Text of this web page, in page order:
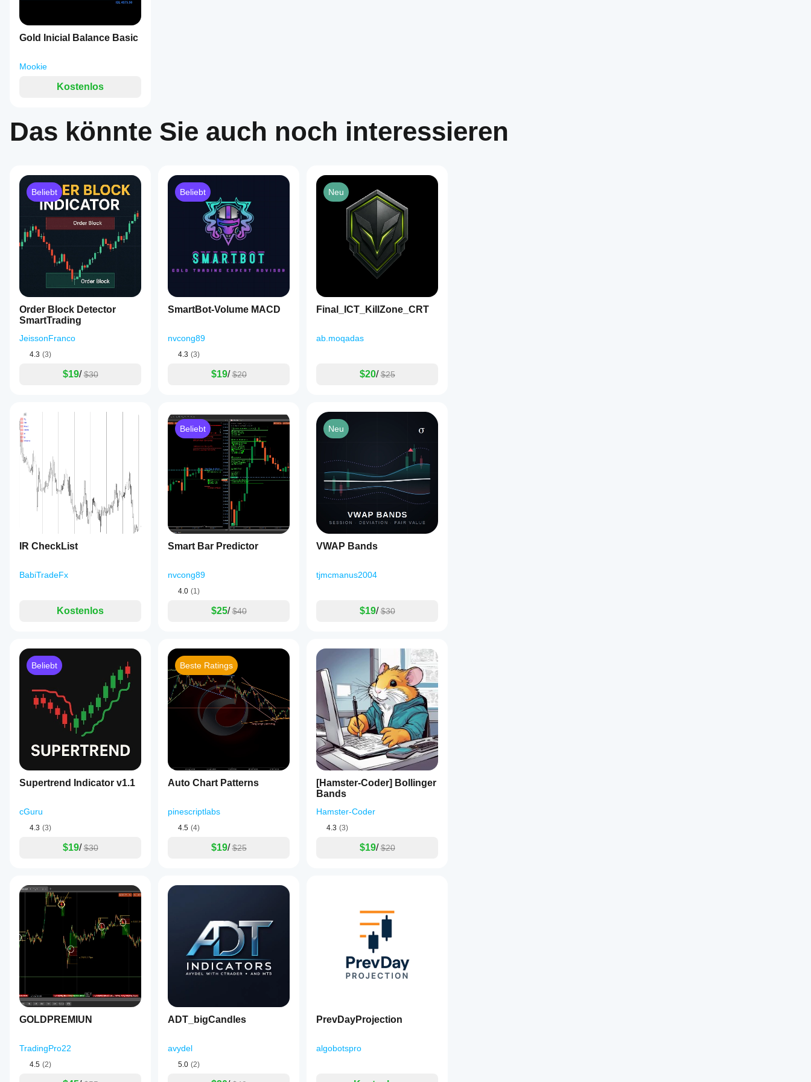
Gold Inicial Balance Basic
Mookie
Kostenlos
Das könnte Sie auch noch interessieren
Beliebt
Order Block Detector
SmartTrading
JeissonFranco
4.3 (3)
$19/ $30
Beliebt
SmartBot-Volume MACD
nvcong89
4.3 (3)
$19/ $20
Neu
Final_ICT_KillZone_CRT
ab.moqadas
$20/ $25
IR CheckList
BabiTradeFx
Kostenlos
Beliebt
Smart Bar Predictor
nvcong89
4.0 (1)
$25/ $40
Neu
VWAP Bands
tjmcmanus2004
$19/ $30
Beliebt
Supertrend Indicator v1.1
cGuru
4.3 (3)
$19/ $30
Beste Ratings
Auto Chart Patterns
pinescriptlabs
4.5 (4)
$19/ $25
[Hamster-Coder] Bollinger
Bands
Hamster-Coder
4.3 (3)
$19/ $20
GOLDPREMIUN
TradingPro22
4.5 (2)
ADT_bigCandles
avydel
5.0 (2)
PrevDayProjection
algobotspro